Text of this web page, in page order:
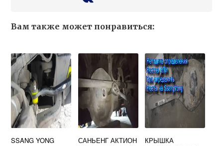
Вам также может понравиться:
SSANG YONG
САНЬЕНГ АКТИОН
КРЫШКА